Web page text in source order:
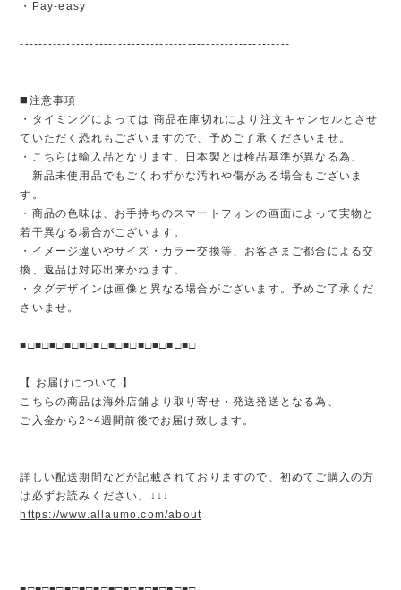
・Pay-easy
----------------------------------------------------------
◼️注意事項
・タイミングによっては 商品在庫切れにより注文キャンセルとさせ
ていただく恐れもございますので、予めご了承くださいませ。
・こちらは輸入品となります。日本製とは検品基準が異なる為、
新品未使用品でもごくわずかな汚れや傷がある場合もございま
す。
・商品の色味は、お手持ちのスマートフォンの画面によって実物と
若干異なる場合がございます。
・イメージ違いやサイズ・カラー交換等、お客さまご都合による交
換、返品は対応出来かねます。
・タグデザインは画像と異なる場合がございます。予めご了承くだ
さいませ。
■□■□■□■□■□■□■□■□■□■□■□■□
【 お届けについて 】
こちらの商品は海外店舗より取り寄せ・発送発送となる為、
ご入金から2~4週間前後でお届け致します。
詳しい配送期間などが記載されておりますので、初めてご購入の方
は必ずお読みください。↓↓↓
https://www.allaumo.com/about